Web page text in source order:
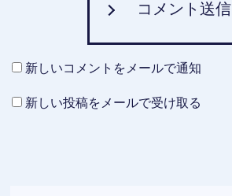
コメント送信
新しいコメントをメールで通知
新しい投稿をメールで受け取る